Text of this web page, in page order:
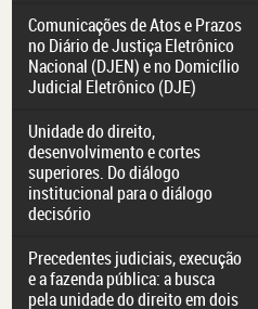
Comunicações de Atos e Prazos
no Diário de Justiça Eletrônico
Nacional (DJEN) e no Domicílio
Judicial Eletrônico (DJE)
Unidade do direito,
desenvolvimento e cortes
superiores. Do diálogo
institucional para o diálogo
decisório
Precedentes judiciais, execução
e a fazenda pública: a busca
pela unidade do direito em dois